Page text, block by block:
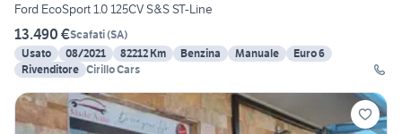
Ford EcoSport 1.0 125CV S&S ST-Line
13.490 €Scafati(SA)
Usato
08/2021 82212 Km Benzina Manuale
Euro 6
Rivenditore Cirillo Cars